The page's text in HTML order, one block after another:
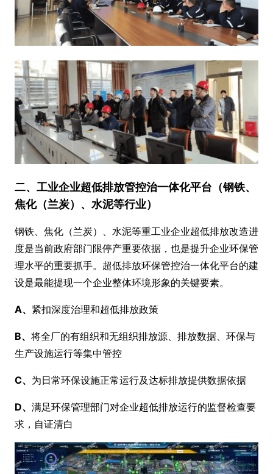
二、工业企业超低排放管控治一体化平台（钢铁、
焦化（兰炭）、水泥等行业）
钢铁、焦化（兰炭）、水泥等重工业企业超低排放改造进
度是当前政府部门限停产重要依据，也是提升企业环保管
理水平的重要抓手。超低排放环保管控治一体化平台的建
设是最能提现一个企业整体环境形象的关键要素。
A、 紧扣深度治理和超低排放政策
B、 将全厂的有组织和无组织排放源、排放数据、环保与
生产设施运行等集中管控
C、 为日常环保设施正常运行及达标排放提供数据依据
D、 满足环保管理部门对企业超低排放运行的监督检查要
求，自证清白